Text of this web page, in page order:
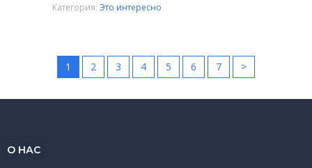
Категория: Это интересно
1 2 3 4 5 6 7 >
О НАС